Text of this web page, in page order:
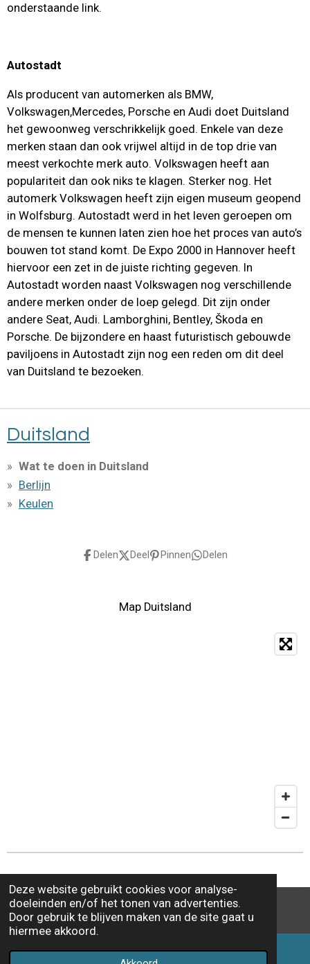
Deze website gebruikt cookies voor analyse-
doeleinden en/of het tonen van advertenties.
Door gebruik te blijven maken van de site gaat u
hiermee akkoord.
onderstaande link.
Autostadt
Als producent van automerken als BMW,
Volkswagen,Mercedes, Porsche en Audi doet Duitsland
het gewoonweg verschrikkelijk goed. Enkele van deze
merken staan dan ook vrijwel altijd in de top drie van
meest verkochte merk auto. Volkswagen heeft aan
populariteit dan ook niks te klagen. Sterker nog. Het
automerk Volkswagen heeft zijn eigen museum geopend
in Wolfsburg. Autostadt werd in het leven geroepen om
de mensen te kunnen laten zien hoe het proces van auto’s
bouwen tot stand komt. De Expo 2000 in Hannover heeft
hiervoor een zet in de juiste richting gegeven. In
Autostadt worden naast Volkswagen nog verschillende
andere merken onder de loep gelegd. Dit zijn onder
andere Seat, Audi. Lamborghini, Bentley, Škoda en
Porsche. De bijzondere en haast futuristisch gebouwde
paviljoens in Autostadt zijn nog een reden om dit deel
van Duitsland te bezoeken.
Duitsland
Wat te doen in Duitsland
Berlijn
Keulen
Delen Deel Pinnen Delen
Map Duitsland
© 2015 - 2026 Thebackpackerfamily.nl